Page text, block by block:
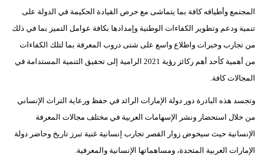
المجتمع وأطيافه كافة بما يتماشى مع حرص القيادة الحكيمة في الدولة على
تنمية ودعم وتطوير الكفاءات الوطنية وإمدادها بكافة عوامل التميز بما في ذلك
من تجارب وخبرات واطلاع واسع على شتى دروب المعرفة بما لتلك الكفاءات
من أهمية كأحد أهم ركائز رؤية 2021 الرامية إلى تحقيق التنمية المستدامة في
المجالات كافة.
وتجسد هذه البادرة دور دولة الإمارات الرائد في حفظ ورعاية التراث الإنساني
من خلال استحضار ونشر الإسهامات العربية في مختلف مجالات المعرفة
الإنسانية حيث سيخوض زوار القصر تجارب إنسانية غنية تبرز تاريخ وحاضر دولة
الإمارات العربية المتحدة، ومساهماتها الإنسانية والمعرفية.